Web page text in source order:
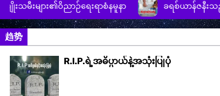
ား၏ဝိညာဉ်ရေးရာစံနမူနာ ခရစ်ယာန်ဇနီးသည်များ
趋势
R.I.P.ရဲ့အဓိပ္ပာယ်နဲ့အသုံးပြုပုံ